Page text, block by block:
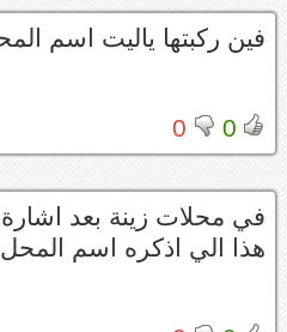
فين ركبتها ياليت اسم
0
0
في محلات زينة بعد
هذا الي اذكره اسم المحل